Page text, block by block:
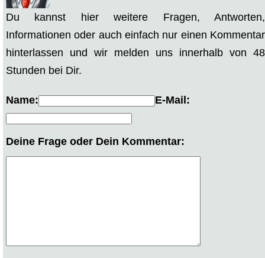
Du kannst hier weitere Fragen, Antworten,
Informationen oder auch einfach nur einen Kommentar
hinterlassen und wir melden uns innerhalb von 48
Stunden bei Dir.
Name: E-Mail:
Deine Frage oder Dein Kommentar: